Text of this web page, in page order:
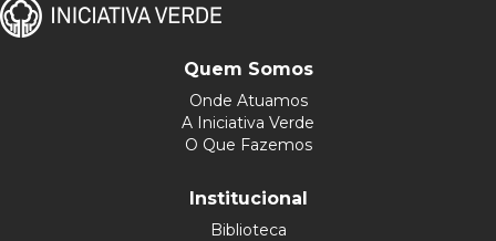
Quem Somos
Onde Atuamos
A Iniciativa Verde
O Que Fazemos
Institucional
Biblioteca